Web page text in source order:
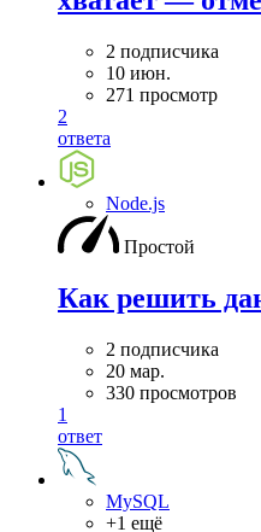
2 подписчика
10 июн.
271 просмотр
2
ответа
Node.js
Простой
Как решить
2 подписчика
20 мар.
330 просмотров
1
ответ
MySQL
+1 ещё